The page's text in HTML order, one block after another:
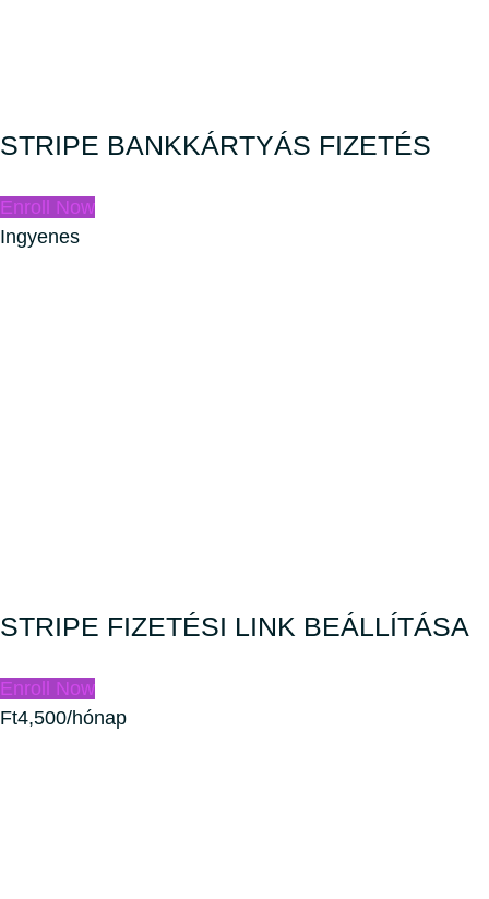
STRIPE BANKKÁRTYÁS FIZETÉS
Enroll Now
Ingyenes
STRIPE FIZETÉSI LINK BEÁLLÍTÁSA
Enroll Now
Ft4,500/hónap